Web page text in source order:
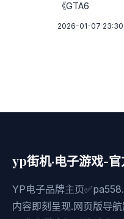
《GTA6
2026-01-07
yp街机·电子游戏-
YP电子品牌主页
内容即刻呈现.网页版导